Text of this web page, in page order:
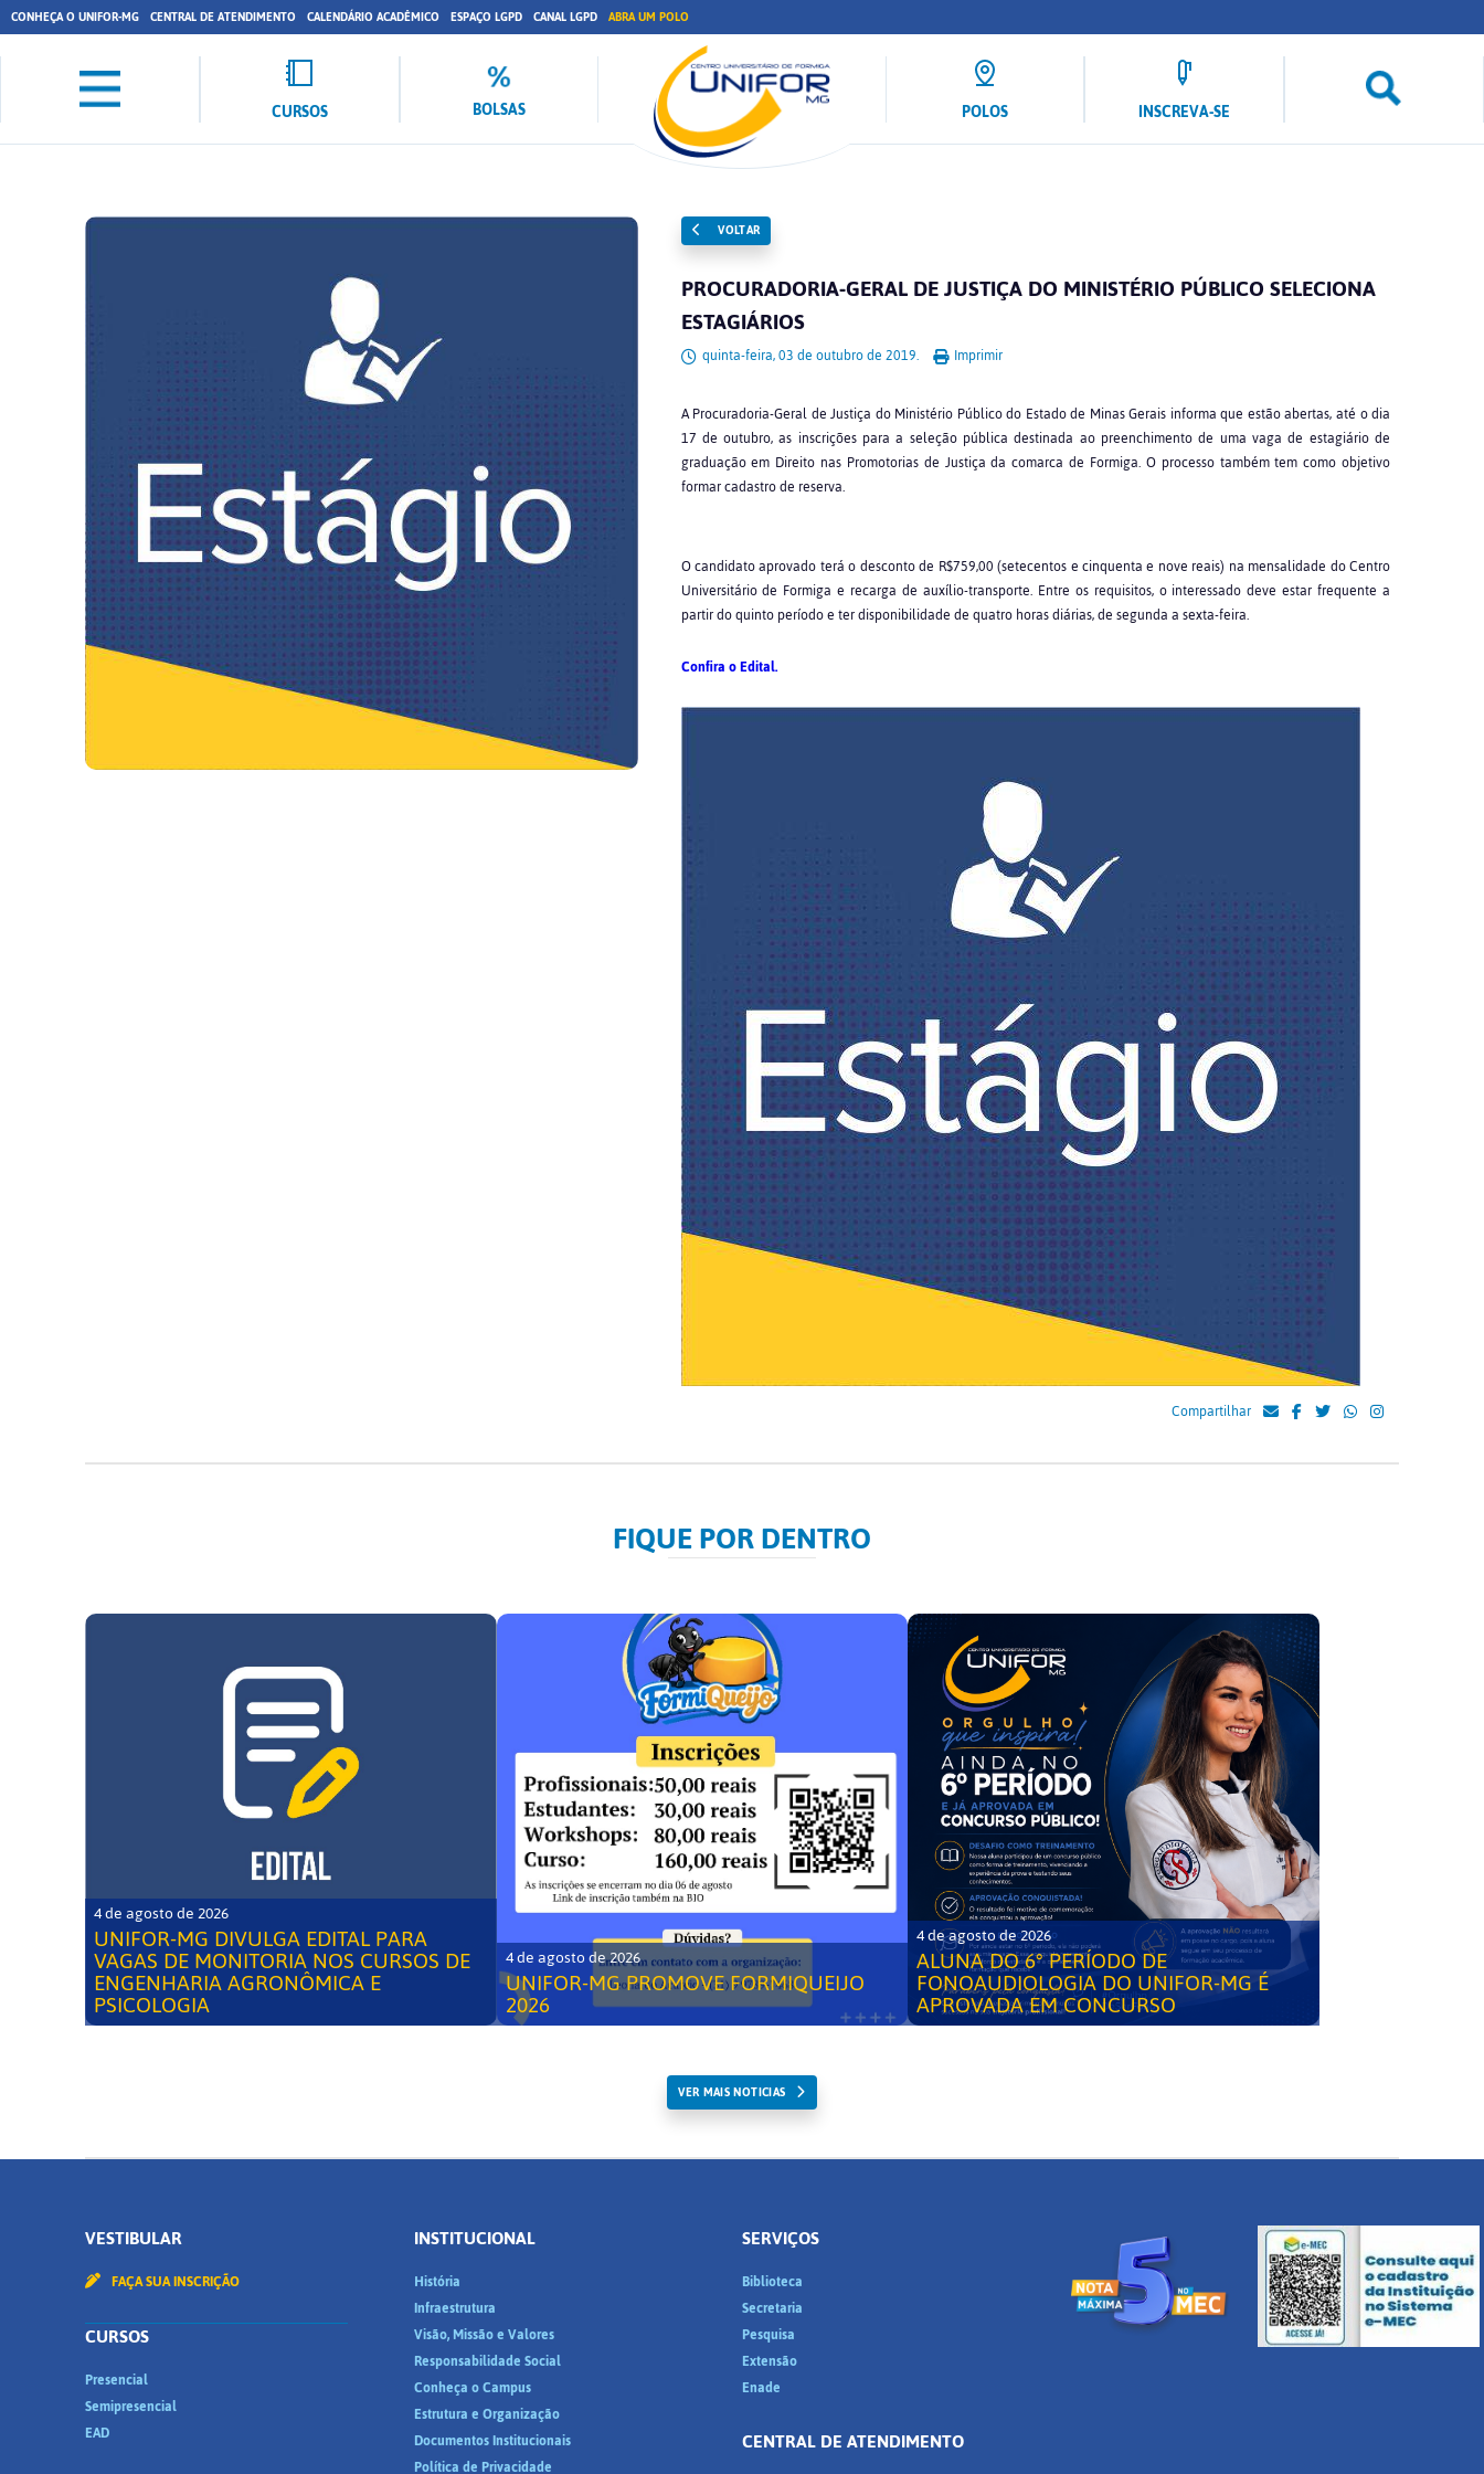
CONHEÇA O UNIFOR-MG CENTRAL DE ATENDIMENTO CALENDÁRIO ACADÊMICO ESPAÇO LGPD CANAL LGPD ABRA UM POLO
CURSOS BOLSAS POLOS INSCREVA-SE
VOLTAR
PROCURADORIA-GERAL DE JUSTIÇA DO MINISTÉRIO PÚBLICO SELECIONA
ESTAGIÁRIOS
quinta-feira, 03 de outubro de 2019. Imprimir
A Procuradoria-Geral de Justiça do Ministério Público do Estado de Minas Gerais informa que estão abertas, até o dia
17 de outubro, as inscrições para a seleção pública destinada ao preenchimento de uma vaga de estagiário de
graduação em Direito nas Promotorias de Justiça da comarca de Formiga. O processo também tem como objetivo
formar cadastro de reserva.
O candidato aprovado terá o desconto de R$759,00 (setecentos e cinquenta e nove reais) na mensalidade do Centro
Universitário de Formiga e recarga de auxílio-transporte. Entre os requisitos, o interessado deve estar frequente a
partir do quinto período e ter disponibilidade de quatro horas diárias, de segunda a sexta-feira.
Confira o Edital.
Compartilhar
FIQUE POR DENTRO
4 de agosto de 2026
UNIFOR-MG DIVULGA EDITAL PARA
VAGAS DE MONITORIA NOS CURSOS DE
ENGENHARIA AGRONÔMICA E
PSICOLOGIA
4 de agosto de 2026
UNIFOR-MG PROMOVE FORMIQUEIJO
2026
4 de agosto de 2026
ALUNA DO 6° PERÍODO DE
FONOAUDIOLOGIA DO UNIFOR-MG É
APROVADA EM CONCURSO
VER MAIS NOTICIAS
VESTIBULAR
FAÇA SUA INSCRIÇÃO
CURSOS
Presencial
Semipresencial
EAD
INSTITUCIONAL
História
Infraestrutura
Visão, Missão e Valores
Responsabilidade Social
Conheça o Campus
Estrutura e Organização
Documentos Institucionais
Política de Privacidade
SERVIÇOS
Biblioteca
Secretaria
Pesquisa
Extensão
Enade
CENTRAL DE ATENDIMENTO